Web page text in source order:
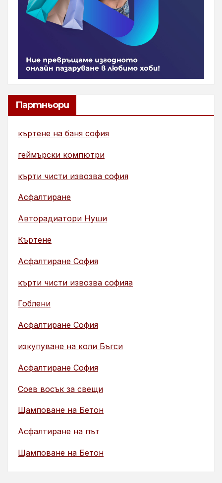
Партньори
къртене на баня софия
геймърски компютри
кърти чисти извозва софия
Асфалтиране
Авторадиатори Нуши
Къртене
Асфалтиране София
кърти чисти извозва софияа
Гоблени
Асфалтиране София
изкупуване на коли Бъгси
Асфалтиране София
Соев восък за свещи
Щамповане на Бетон
Асфалтиране на път
Щамповане на Бетон